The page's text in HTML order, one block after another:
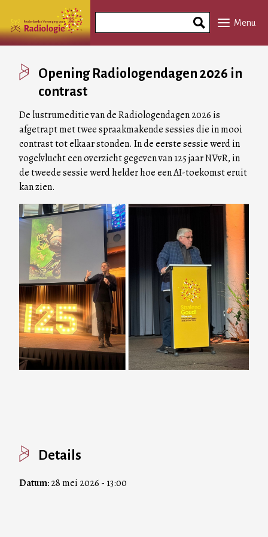
naar
inhoud
Phrase
Menu
Opening Radiologendagen 2026 in
contrast
De lustrumeditie van de Radiologendagen 2026 is
afgetrapt met twee spraakmakende sessies die in mooi
contrast tot elkaar stonden. In de eerste sessie werd in
vogelvlucht een overzicht gegeven van 125 jaar NVvR, in
de tweede sessie werd helder hoe een AI-toekomst eruit
kan zien.
Details
Datum:28 mei 2026 - 13:00